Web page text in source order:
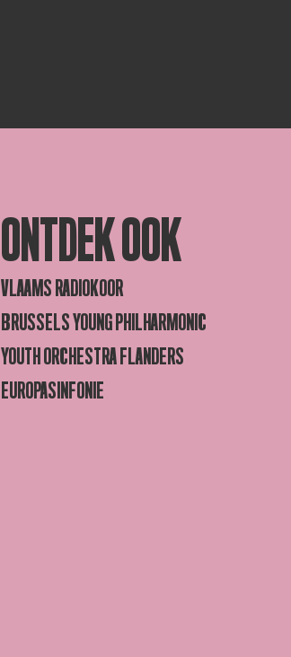
ONTDEK OOK
VLAAMS RADIOKOOR
BRUSSELS YOUNG PHILHARMONIC
YOUTH ORCHESTRA FLANDERS
EUROPASINFONIE